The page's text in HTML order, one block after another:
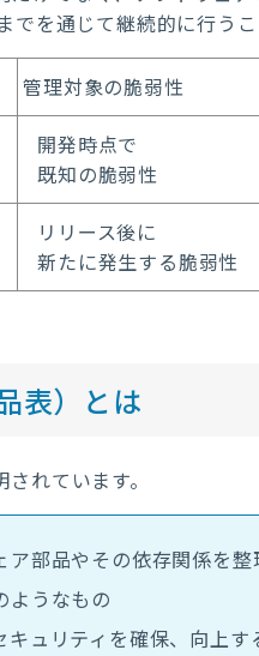
でを通じて継続的に行うこ
管理対象の脆弱性
開発時点で
既知の脆弱性
リリース後に
新たに発生する脆弱性
表）とは
れています。
部品やその依存関係を整
ようなもの
ュリティを確保、向上す